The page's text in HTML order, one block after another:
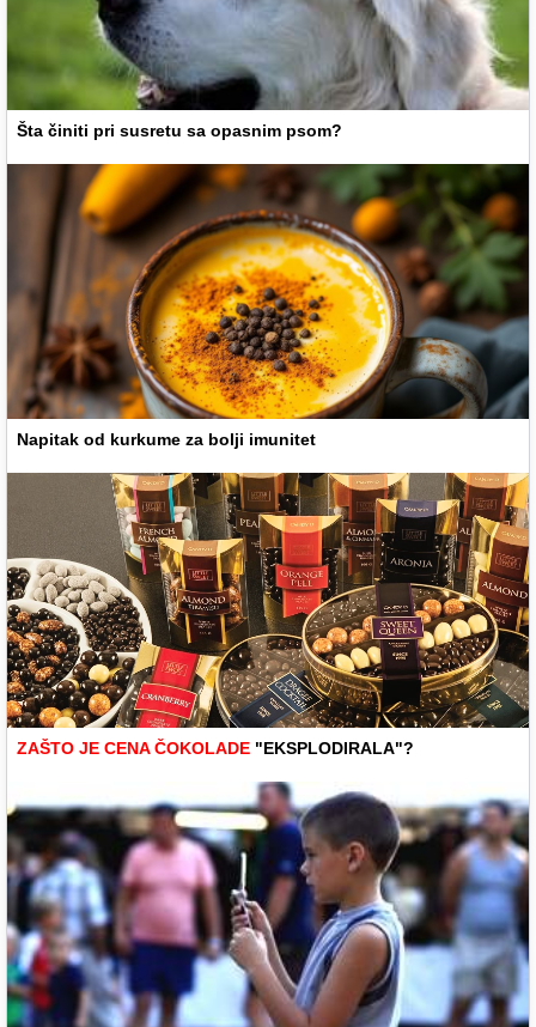
Šta činiti pri susretu sa opasnim psom?
Napitak od kurkume za bolji imunitet
ZAŠTO JE CENA ČOKOLADE "EKSPLODIRALA"?